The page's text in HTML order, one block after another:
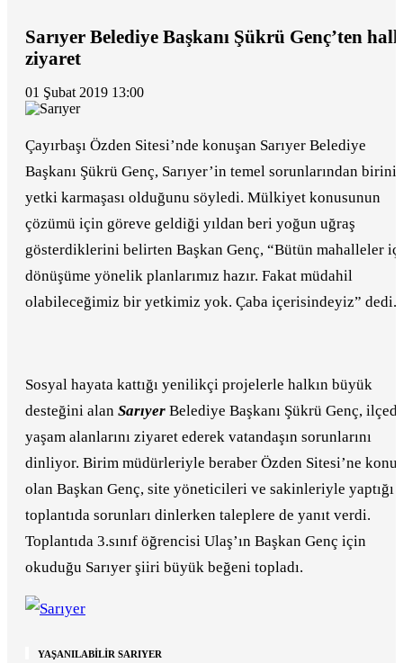
Sarıyer Belediye Başkanı Şükrü Genç’ten
ziyaret
01 Şubat 2019 13:00
Çayırbaşı Özden Sitesi’nde konuşan Sarıyer Belediye
Başkanı Şükrü Genç, Sarıyer’in temel sorunlarından
yetki karmaşası olduğunu söyledi. Mülkiyet konusunun
çözümü için göreve geldiği yıldan beri yoğun uğraş
gösterdiklerini belirten Başkan Genç, “Bütün mahalleler
dönüşüme yönelik planlarımız hazır. Fakat müdahil
olabileceğimiz bir yetkimiz yok. Çaba içerisindeyiz” dedi.
Sosyal hayata kattığı yenilikçi projelerle halkın büyük
desteğini alan Sarıyer Belediye Başkanı Şükrü Genç,
yaşam alanlarını ziyaret ederek vatandaşın sorunlarını
dinliyor. Birim müdürleriyle beraber Özden Sitesi’ne
olan Başkan Genç, site yöneticileri ve sakinleriyle yaptığı
toplantıda sorunları dinlerken taleplere de yanıt verdi.
Toplantıda 3.sınıf öğrencisi Ulaş’ın Başkan Genç için
okuduğu Sarıyer şiiri büyük beğeni topladı.
YAŞANILABİLİR SARIYER